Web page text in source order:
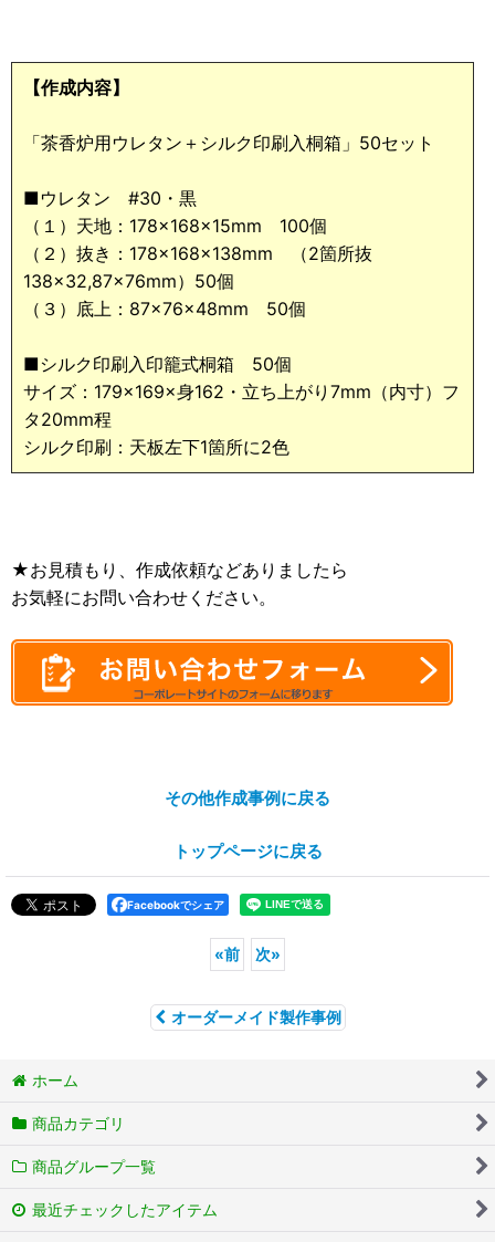
【作成内容】
「茶香炉用ウレタン＋シルク印刷入桐箱」50セット
■ウレタン #30・黒
（１）天地：178×168×15mm 100個
（２）抜き：178×168×138mm （2箇所抜
138×32,87×76mm）50個
（３）底上：87×76×48mm 50個
■シルク印刷入印籠式桐箱 50個
サイズ：179×169×身162・立ち上がり7mm（内寸）フ
タ20mm程
シルク印刷：天板左下1箇所に2色
★お見積もり、作成依頼などありましたら
お気軽にお問い合わせください。
その他作成事例に戻る
トップページに戻る
Facebookでシェア
«前 次»
オーダーメイド製作事例
ホーム
商品カテゴリ
商品グループ一覧
最近チェックしたアイテム